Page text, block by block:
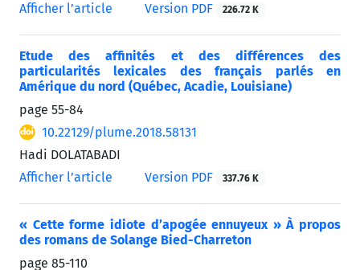
Afficher l’article
Version PDF 226.72 K
Etude des affinités et des différences des
particularités lexicales des français parlés en
Amérique du nord (Québec, Acadie, Louisiane)
page 55-84
10.22129/plume.2018.58131
Hadi DOLATABADI
Afficher l’article
Version PDF 337.76 K
« Cette forme idiote d’apogée ennuyeux » À propos
des romans de Solange Bied-Charreton
page 85-110